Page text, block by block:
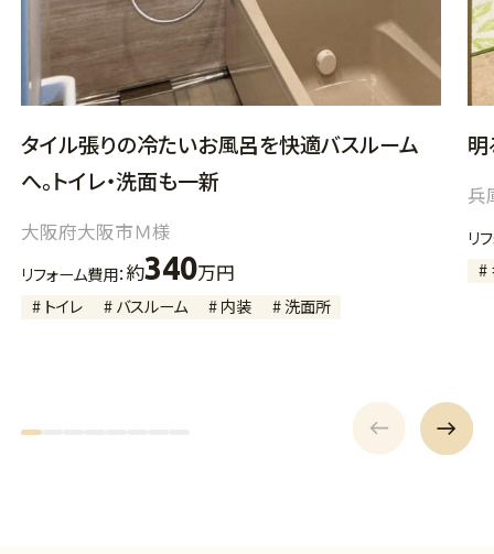
タイル張りの冷たいお風呂を快適バスルーム
へ。トイレ・洗面も一新
大阪府大阪市Ｍ様
リフォーム費用：約340万円
# トイレ # バスルーム # 内装 # 洗面所
明
兵
リ
#